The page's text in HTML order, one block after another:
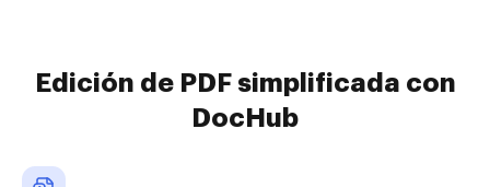
Edición de PDF simplificada con
DocHub